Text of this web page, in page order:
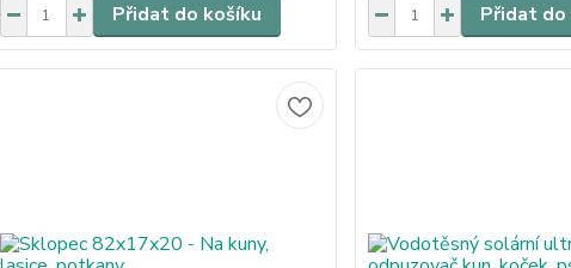
Přidat do košíku Přidat do